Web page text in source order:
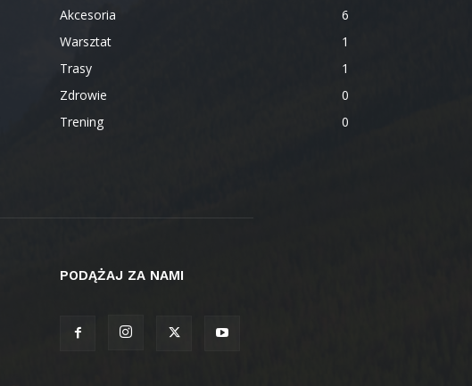
Akcesoria
6
Warsztat
1
Trasy
1
Zdrowie
0
Trening
0
PODĄŻAJ ZA NAMI